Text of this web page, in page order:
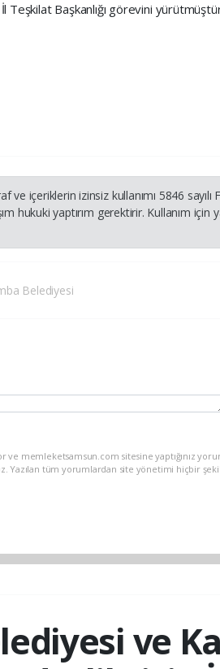
Teşkilat Başkanlığı görevini
içeriklerin izinsiz kullanımı 5846 sayılı
hukuki yaptırım gerektirir. Kullanım için
Belediyesi
ve memleketsamsun.com sitesine yaptığınız
Yazılan tüm yorumlardan site yönetimi hiçbir
ve